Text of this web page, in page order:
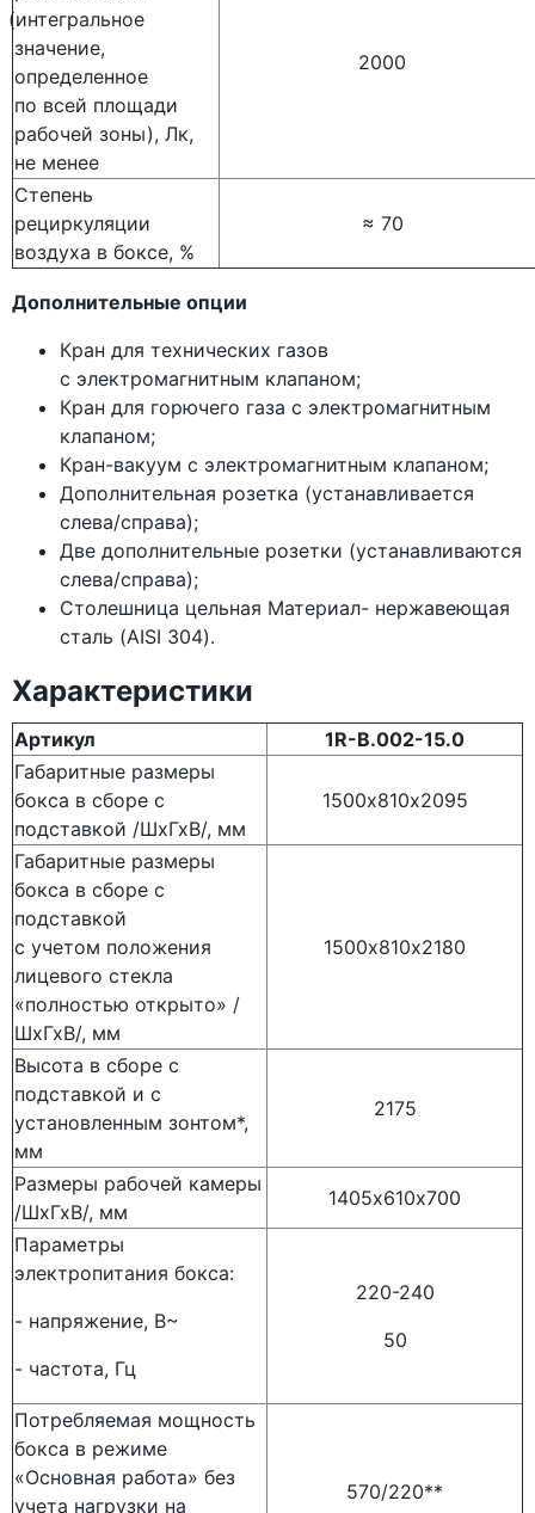
(интегральное
значение,
определенное
по всей площади
рабочей зоны), Лк,
не менее
2000
Степень
рециркуляции
воздуха в боксе, %
≈ 70
Дополнительные опции
Кран для технических газов
с электромагнитным клапаном;
Кран для горючего газа с электромагнитным
клапаном;
Кран-вакуум с электромагнитным клапаном;
Дополнительная розетка (устанавливается
слева/справа);
Две дополнительные розетки (устанавливаются
слева/справа);
Столешница цельная Материал- нержавеющая
сталь (AISI 304).
Характеристики
Артикул
1R-В.002-15.0
Габаритные размеры
бокса в сборе с
подставкой /ШхГхВ/, мм
1500х810х2095
Габаритные размеры
бокса в сборе с
подставкой
с учетом положения
лицевого стекла
«полностью открыто» /
ШхГхВ/, мм
1500х810х2180
Высота в сборе с
подставкой и с
установленным зонтом*,
мм
2175
Размеры рабочей камеры
/ШхГхВ/, мм
1405х610х700
Параметры
электропитания бокса:
- напряжение, В~
- частота, Гц
220-240
50
Потребляемая мощность
бокса в режиме
«Основная работа» без
учета нагрузки на
570/220**